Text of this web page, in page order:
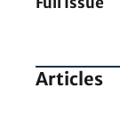
Articles